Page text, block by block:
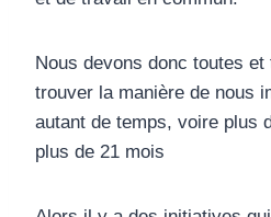
Nous devons donc toutes
trouver la manière de nous
autant de temps, voire plus
plus de 21 mois